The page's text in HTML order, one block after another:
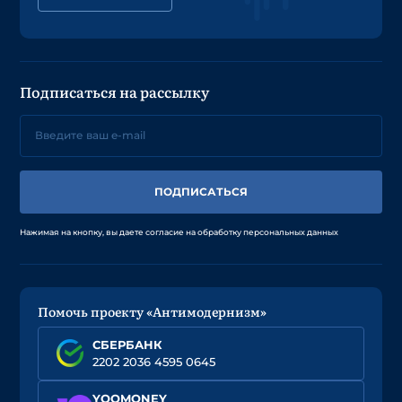
Подписаться на рассылку
ПОДПИСАТЬСЯ
Нажимая на кнопку, вы даете согласие на обработку персональных данных
Помочь проекту «Антимодернизм»
СБЕРБАНК
2202 2036 4595 0645
YOOMONEY